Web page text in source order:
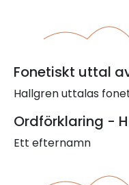
Fonetiskt uttal
Hallgren uttalas
Ordförklaring -
Ett efternamn